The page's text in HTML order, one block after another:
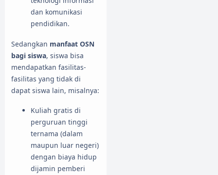
dan komunikasi
pendidikan.
Sedangkan manfaat OSN
bagi siswa, siswa bisa
mendapatkan fasilitas-
fasilitas yang tidak di
dapat siswa lain, misalnya:
Kuliah gratis di
perguruan tinggi
ternama (dalam
maupun luar negeri)
dengan biaya hidup
dijamin pemberi